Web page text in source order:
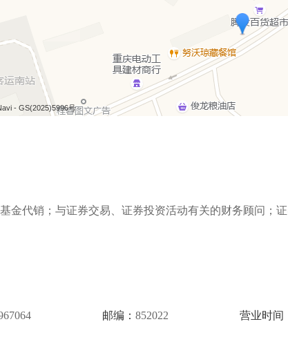
- GS(2025)5996号
金代销；与证券交易、证券投资活动有关的财务顾问；
邮编： 852022 营业时间